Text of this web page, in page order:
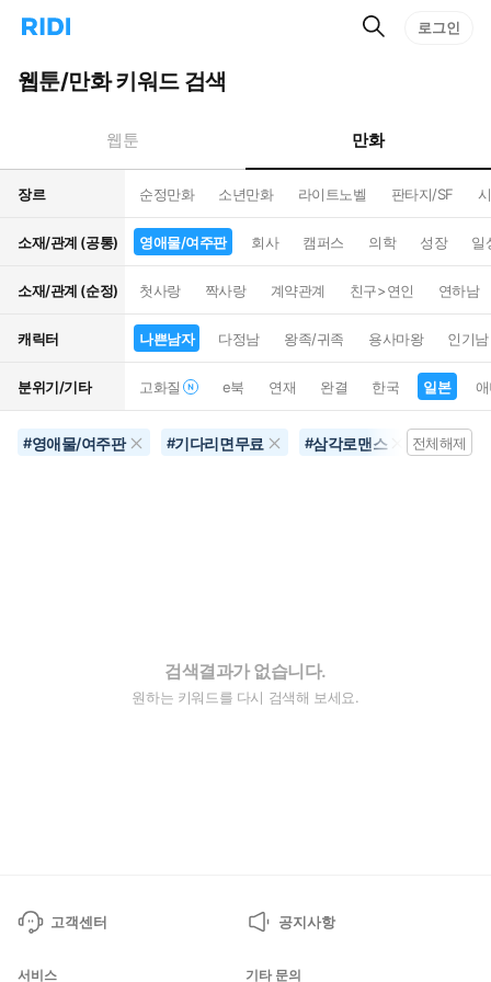
리
홈
으
턴
트
검
로그인
웹툰/만화 키워드 검색
웹툰 만화
장르 순정만화 소년만화 라이트노벨 판타지/SF
소재/관계 (공통) 영애물/여주판 회사 캠퍼스 의학 성장 일
소재/관계 (순정) 첫사랑 짝사랑 계약관계 친구>연인 연하남
캐릭터 나쁜남자 다정남 왕족/귀족 용사마왕 인기남
분위기/기타 고화질 e북 연재 완결 한국 일본
#영애물/여주판 #기다리면무료 #삼각로맨스 #나쁜남
전체해제
검색결과가 없습니다.
원하는 키워드를 다시 검색해 보세요.
고객센터 공지사항
서비스 기타 문의